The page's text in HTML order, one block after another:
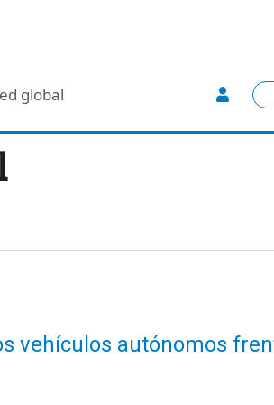
global
vehículos autónomos